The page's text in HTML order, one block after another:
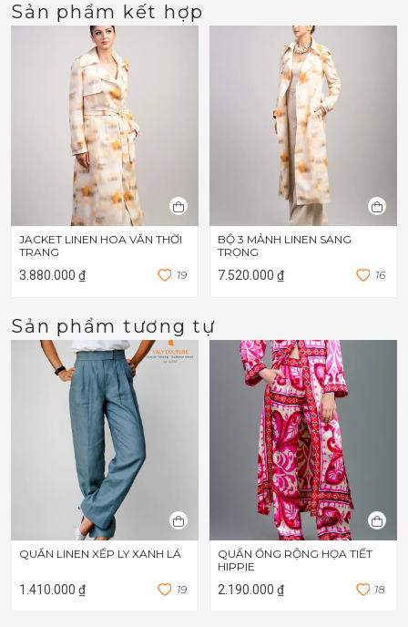
Sản phẩm kết hợp
JACKET LINEN HOA VĂN THỜI
TRANG
3.880.000 ₫ 19
BỘ 3 MẢNH LINEN SANG
TRỌNG
7.520.000 ₫ 16
Sản phẩm tương tự
QUẦN LINEN XẾP LY XANH LÁ
1.410.000 ₫ 19
QUẦN ỐNG RỘNG HỌA TIẾT
HIPPIE
2.190.000 ₫ 18